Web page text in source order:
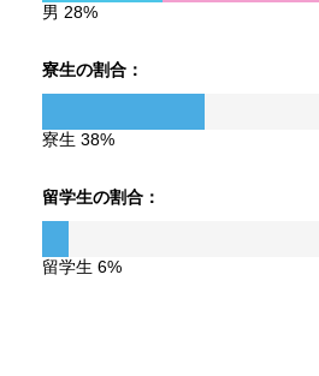
男 28%
寮生の割合：
寮生 38%
留学生の割合：
留学生 6%